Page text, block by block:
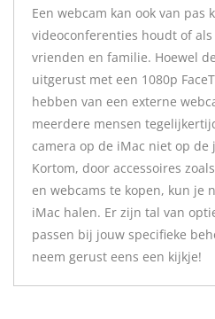
Een webcam kan ook van pas
videoconferenties houdt of
vrienden en familie. Hoewel
uitgerust met een 1080p
hebben van een externe
meerdere mensen
camera op de iMac niet op de
Kortom, door accessoires
en webcams te kopen, kun je
iMac halen. Er zijn tal van
passen bij jouw specifieke
neem gerust eens een kijkje!